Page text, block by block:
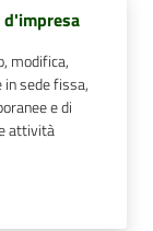
modifica,
sede fissa,
e di
attività